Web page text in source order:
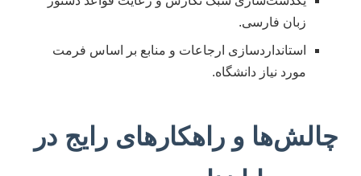
زبان فارسی.
استانداردسازی ارجاعات و منابع بر اساس فرمت
مورد نیاز دانشگاه.
چالش‌ها و راهکارهای رایج در